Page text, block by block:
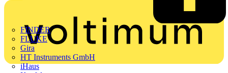
FINDER
FLUKE
Gira
HT Instruments GmbH
iHaus